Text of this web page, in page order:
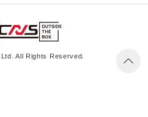
All Rights Reserved.